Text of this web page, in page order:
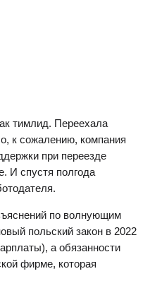
тимлид. Переехала
к сожалению, компания
при переезде
И спустя полгода
по волнующим
польский закон в 2022
а обязанности
фирме, которая